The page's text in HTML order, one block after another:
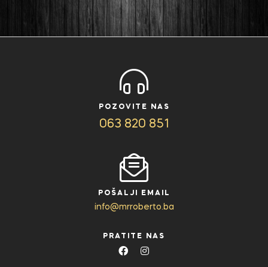
POZOVITE NAS
063 820 851
POŠALJI EMAIL
info@mrroberto.ba
PRATITE NAS